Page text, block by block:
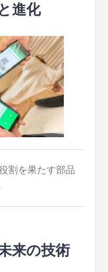
進化
割を果たす部品
来の技術